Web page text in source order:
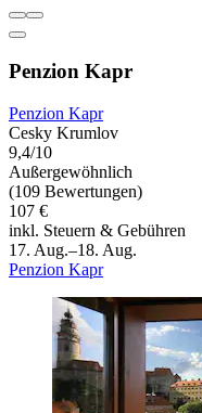
Penzion Kapr
Penzion Kapr
Cesky Krumlov
9,4/10
Außergewöhnlich
(109 Bewertungen)
107 €
inkl. Steuern & Gebühren
17. Aug.–18. Aug.
Penzion Kapr